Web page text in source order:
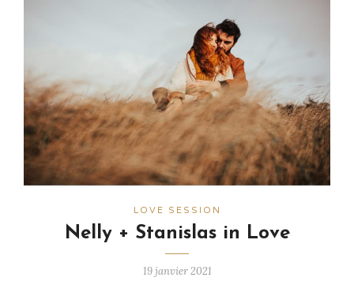
LOVE SESSION
Nelly + Stanislas in Love
19 janvier 2021